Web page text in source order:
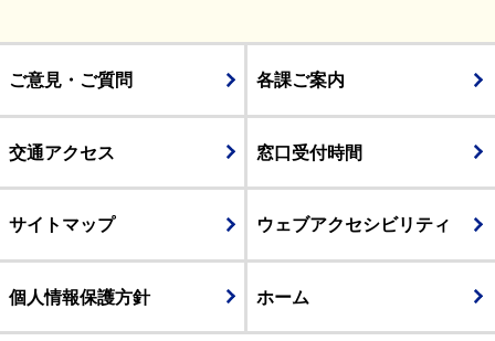
ご意見・ご質問 各課ご案内
交通アクセス 窓口受付時間
サイトマップ ウェブアクセシビリティ
個人情報保護方針 ホーム